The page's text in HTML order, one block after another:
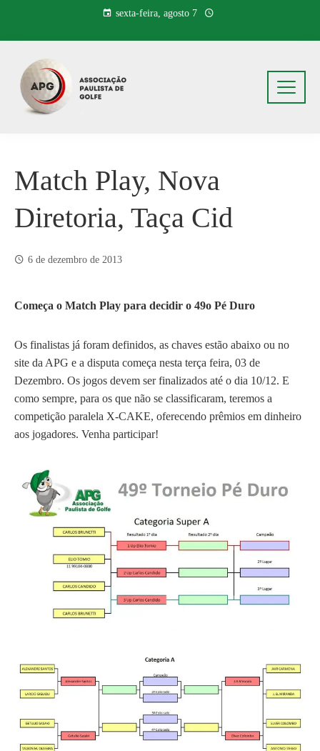
o
conteúdo
sexta-feira, agosto 7
Match Play, Nova
Diretoria, Taça Cid
6 de dezembro de 2013
Começa o Match Play para decidir o 49o Pé Duro
Os finalistas já foram definidos, as chaves estão abaixo ou no
site da APG e a disputa começa nesta terça feira, 03 de
Dezembro. Os jogos devem ser finalizados até o dia 10/12. E
como sempre, para os que não se classificaram, teremos a
competição paralela X-CAKE, oferecendo prêmios em dinheiro
aos jogadores. Venha participar!